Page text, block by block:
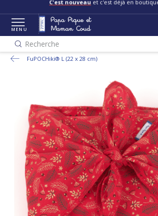
C'est nouveau et c'est déjà en
MENU
Recherche
FuPOCHiki® L (22 x 28 cm)